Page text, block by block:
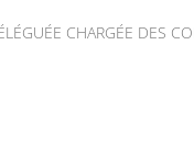
CHARGÉE DES